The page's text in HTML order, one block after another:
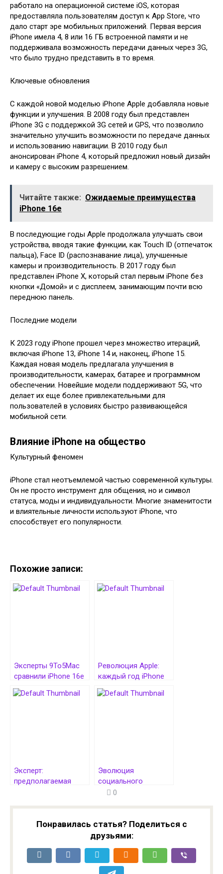
работало на операционной системе iOS, которая
предоставляла пользователям доступ к App Store, что
дало старт эре мобильных приложений. Первая версия
iPhone имела 4, 8 или 16 ГБ встроенной памяти и не
поддерживала возможность передачи данных через 3G,
что было трудно представить в то время.
Ключевые обновления
С каждой новой моделью iPhone Apple добавляла новые
функции и улучшения. В 2008 году был представлен
iPhone 3G с поддержкой 3G сетей и GPS, что позволило
значительно улучшить возможности по передаче данных
и использованию навигации. В 2010 году был
анонсирован iPhone 4, который предложил новый дизайн
и камеру с высоким разрешением.
Читайте также: Ожидаемые преимущества
iPhone 16e
В последующие годы Apple продолжала улучшать свои
устройства, вводя такие функции, как Touch ID (отпечаток
пальца), Face ID (распознавание лица), улучшенные
камеры и производительность. В 2017 году был
представлен iPhone X, который стал первым iPhone без
кнопки «Домой» и с дисплеем, занимающим почти всю
переднюю панель.
Последние модели
К 2023 году iPhone прошел через множество итераций,
включая iPhone 13, iPhone 14 и, наконец, iPhone 15.
Каждая новая модель предлагала улучшения в
производительности, камерах, батарее и программном
обеспечении. Новейшие модели поддерживают 5G, что
делает их еще более привлекательными для
пользователей в условиях быстро развивающейся
мобильной сети.
Влияние iPhone на общество
Культурный феномен
iPhone стал неотъемлемой частью современной культуры.
Он не просто инструмент для общения, но и символ
статуса, моды и индивидуальности. Многие знаменитости
и влиятельные личности используют iPhone, что
способствует его популярности.
Похожие записи:
Эксперты 9To5Mac
сравнили iPhone 16e
с iPhone 15, iPhone
14, iPhone 13 и iPhone
Революция Apple:
каждый год iPhone
будут получать
полный редизайн
Эксперт:
предполагаемая
игровой индустрии
Эволюция
социального
взаимодействия в
роль
0
Понравилась статья? Поделиться с
друзьями: